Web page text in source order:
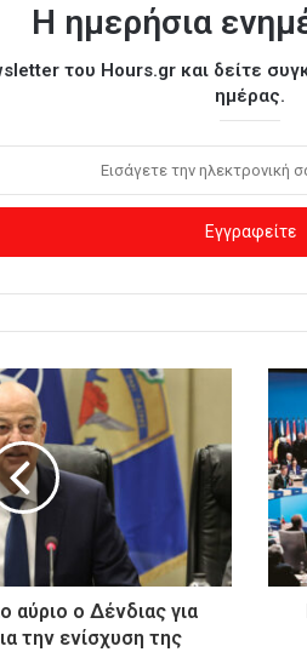
Η ημερήσια
του Hours.gr και δείτε
ημέρας.
αύριο ο Δένδιας για
την ενίσχυση της